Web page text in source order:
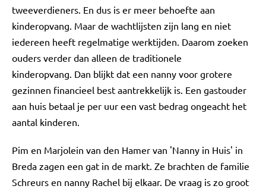
tweeverdieners. En dus is er meer behoefte aan
kinderopvang. Maar de wachtlijsten zijn lang en niet
iedereen heeft regelmatige werktijden. Daarom zoeken
ouders verder dan alleen de traditionele
kinderopvang. Dan blijkt dat een nanny voor grotere
gezinnen financieel best aantrekkelijk is. Een gastouder
aan huis betaal je per uur een vast bedrag ongeacht het
aantal kinderen.
Pim en Marjolein van den Hamer van 'Nanny in Huis' in
Breda zagen een gat in de markt. Ze brachten de familie
Schreurs en nanny Rachel bij elkaar. De vraag is zo groot